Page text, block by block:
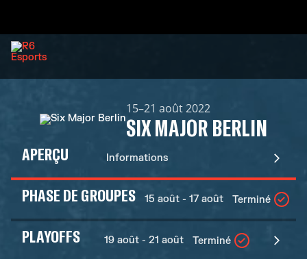
15–21 août 2022
SIX MAJOR BERLIN
APERÇU Informations
PHASE DE GROUPES 15 août - 17 août Terminé
PLAYOFFS 19 août - 21 août Terminé